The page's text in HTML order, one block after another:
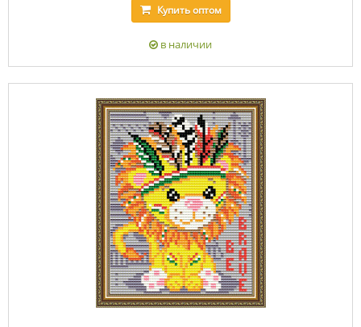
Купитьоптом
в наличии